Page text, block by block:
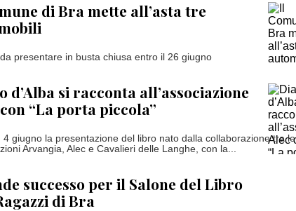
di Bra mette all’asta tre
presentare in busta chiusa entro il 26 giugno
d’Alba si racconta all’associazione
“La porta piccola”
4 giugno la presentazione del libro nato dalla collaborazione tra le
Arvangia, Alec e Cavalieri delle Langhe, con la...
successo per il Salone del Libro
di Bra